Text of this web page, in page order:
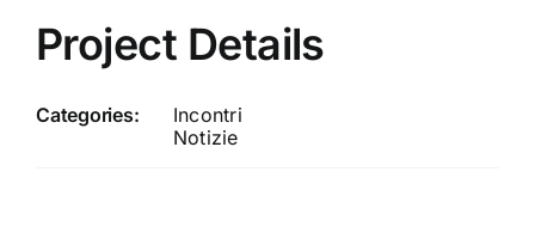
Project Details
Categories:
Incontri
Notizie